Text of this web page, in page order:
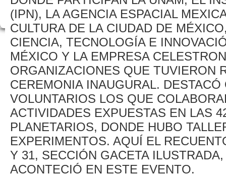
(IPN), LA AGENCIA ESPACIAL
CULTURA DE LA CIUDAD DE
CIENCIA, TECNOLOGÍA E
MÉXICO Y LA EMPRESA
ORGANIZACIONES QUE TUVIERON
CEREMONIA INAUGURAL.
VOLUNTARIOS LOS QUE
ACTIVIDADES EXPUESTAS EN LAS
PLANETARIOS, DONDE HUBO
EXPERIMENTOS. AQUÍ EL
Y 31, SECCIÓN GACETA
ACONTECIÓ EN ESTE EVENTO.